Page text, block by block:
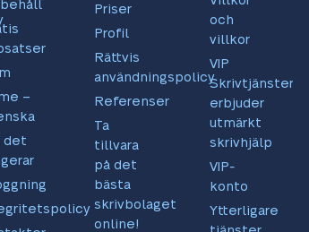
–
det
Priser
Profil
Rättvis
användningspolicy
Referenser
Ta
tillvara
på det
bästa
skrivbolaget
online!
och
villkor
VIP
Skrivtjänster
erbjuder
utmärkt
skrivhjälp
VIP-
konto
Ytterligare